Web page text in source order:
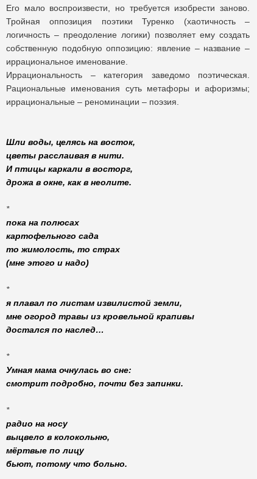
Его мало воспроизвести, но требуется изобрести заново.
Тройная оппозиция поэтики Туренко (хаотичность –
логичность – преодоление логики) позволяет ему создать
собственную подобную оппозицию: явление – название –
иррациональное именование.
Иррациональность – категория заведомо поэтическая.
Рациональные именования суть метафоры и афоризмы;
иррациональные – реноминации – поэзия.
Шли воды, целясь на восток,
цветы расслаивая в нити.
И птицы каркали в восторг,
дрожа в окне, как в неолите.
*
пока на полюсах
картофельного сада
то жимолость, то страх
(мне этого и надо)
*
я плавал по листам извилистой земли,
мне огород травы из кровельной крапивы
достался по наслед…
*
Умная мама очнулась во сне:
смотрит подробно, почти без запинки.
*
радио на носу
выцвело в колокольню,
мёртвые по лицу
бьют, потому что больно.